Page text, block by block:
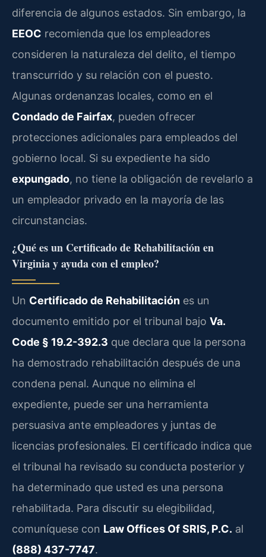
diferencia de algunos estados. Sin embargo, la
EEOC recomienda que los empleadores
consideren la naturaleza del delito, el tiempo
transcurrido y su relación con el puesto.
Algunas ordenanzas locales, como en el
Condado de Fairfax, pueden ofrecer
protecciones adicionales para empleados del
gobierno local. Si su expediente ha sido
expungado, no tiene la obligación de revelarlo a
un empleador privado en la mayoría de las
circunstancias.
¿Qué es un Certificado de Rehabilitación en
Virginia y ayuda con el empleo?
Un Certificado de Rehabilitación es un
documento emitido por el tribunal bajo Va.
Code § 19.2-392.3 que declara que la persona
ha demostrado rehabilitación después de una
condena penal. Aunque no elimina el
expediente, puede ser una herramienta
persuasiva ante empleadores y juntas de
licencias profesionales. El certificado indica que
el tribunal ha revisado su conducta posterior y
ha determinado que usted es una persona
rehabilitada. Para discutir su elegibilidad,
comuníquese con Law Offices Of SRIS, P.C. al
(888) 437-7747.